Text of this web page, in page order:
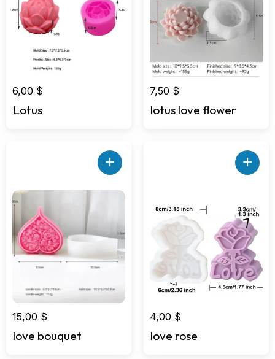
6,00 $
Lotus
7,50 $
lotus love flower
+
15,00 $
love bouquet
+
4,00 $
love rose